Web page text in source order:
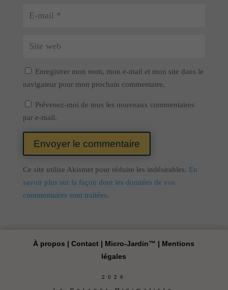
Enregistrer mon nom, mon e-mail et mon site dans le
navigateur pour mon prochain commentaire.
Prévenez-moi de tous les nouveaux commentaires
par e-mail.
Envoyer le commentaire
Ce site utilise Akismet pour réduire les indésirables. En
savoir plus sur la façon dont les données de vos
commentaires sont traitées.
À propos |Contact | Micro-Jardin™ | Mentions
légales
2026